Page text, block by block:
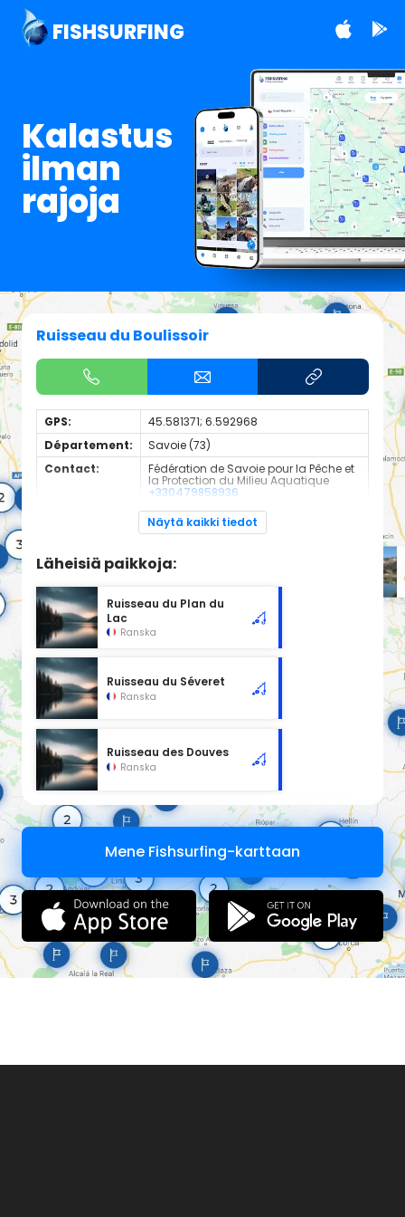
FISHSURFING
Kalastus
ilman
rajoja
Ruisseau du Boulissoir
GPS:
45.581371; 6.592968
Département:
Savoie (73)
Contact:
Fédération de Savoie pour la Pêche et
la Protection du Milieu Aquatique
+330479858936
Truite
sélectionné, d'une longueur de 1.52 km.
Näytä kaikki tiedot
Läheisiä paikkoja:
Ruisseau du Plan du
Lac
Ranska
Ruisseau du Séveret
Ranska
Ruisseau des Douves
Ranska
Mene Fishsurfing-karttaan